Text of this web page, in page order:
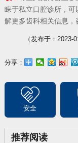
睐于私立口腔诊所，
解更多齿科相关信息，
（发布于：2023-
分享：
安全
推荐阅读